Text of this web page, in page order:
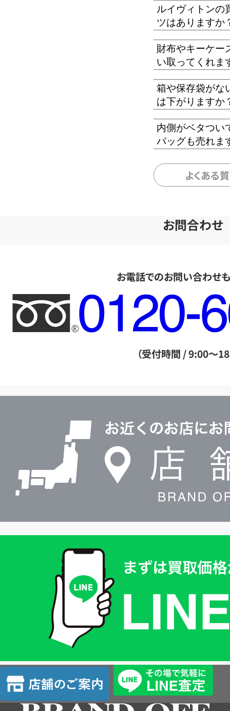
ルイヴィトンの
ツはありますか
財布やキーケー
い取ってくれま
箱や保存袋がな
は下がりますか
内側がベタつい
バッグも売れま
よくある
お問合わせ
お電話でのお問い合わせ
フ
リ
ー
ル
（受付時間 / 9:00～
査
定
店
舗
の